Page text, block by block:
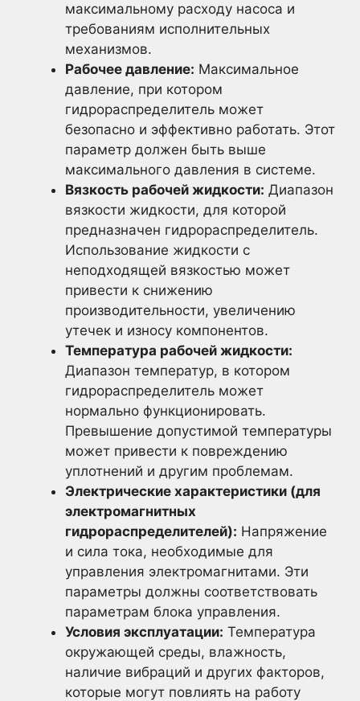
максимальному расходу насоса и
требованиям исполнительных
механизмов.
Рабочее давление: Максимальное
давление, при котором
гидрораспределитель может
безопасно и эффективно работать. Этот
параметр должен быть выше
максимального давления в системе.
Вязкость рабочей жидкости: Диапазон
вязкости жидкости, для которой
предназначен гидрораспределитель.
Использование жидкости с
неподходящей вязкостью может
привести к снижению
производительности, увеличению
утечек и износу компонентов.
Температура рабочей жидкости:
Диапазон температур, в котором
гидрораспределитель может
нормально функционировать.
Превышение допустимой температуры
может привести к повреждению
уплотнений и другим проблемам.
Электрические характеристики (для
электромагнитных
гидрораспределителей): Напряжение
и сила тока, необходимые для
управления электромагнитами. Эти
параметры должны соответствовать
параметрам блока управления.
Условия эксплуатации: Температура
окружающей среды, влажность,
наличие вибраций и других факторов,
которые могут повлиять на работу